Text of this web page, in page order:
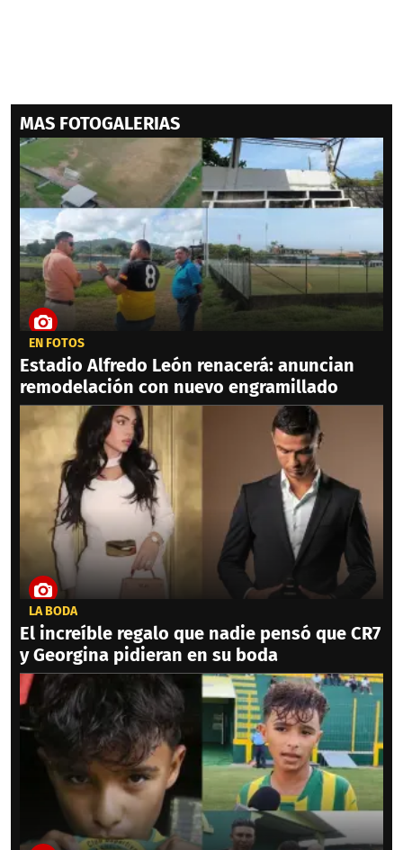
MAS FOTOGALERIAS
EN FOTOS
Estadio Alfredo León renacerá: anuncian
remodelación con nuevo engramillado
LA BODA
El increíble regalo que nadie pensó que CR7
y Georgina pidieran en su boda